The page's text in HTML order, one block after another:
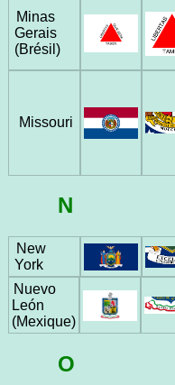
Minas
Gerais
(Brésil)
Missouri
N
New
York
Nuevo
León
(Mexique)
O